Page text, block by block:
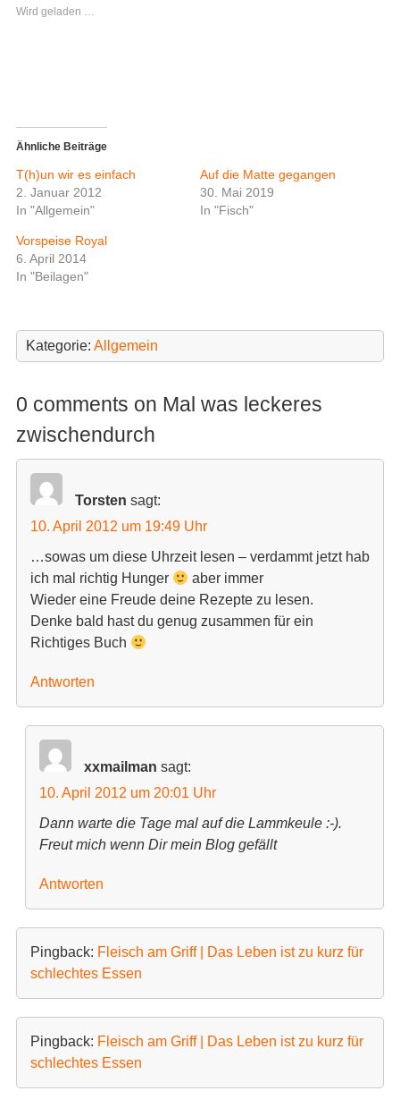
ü
r
z
u
e
i
l
e
(
W
i
r
d
e
u
e
m
n
s
e
r
g
ö
f
e
a
k
z
u
e
i
l
e
(
W
e
u
e
m
n
s
e
r
g
f
e
Wird geladen …
Ähnliche Beiträge
T(h)un wir es einfach
2. Januar 2012
In "Allgemein"
Auf die Matte gegangen
30. Mai 2019
In "Fisch"
Vorspeise Royal
6. April 2014
In "Beilagen"
Kategorie: Allgemein
0 comments on Mal was leckeres
zwischendurch
Torsten sagt:
10. April 2012 um 19:49 Uhr
…sowas um diese Uhrzeit lesen – verdammt jetzt hab
ich mal richtig Hunger
aber immer
Wieder eine Freude deine Rezepte zu lesen.
Denke bald hast du genug zusammen für ein
Richtiges Buch
Antworten
xxmailman sagt:
10. April 2012 um 20:01 Uhr
Dann warte die Tage mal auf die Lammkeule :-).
Freut mich wenn Dir mein Blog gefällt
Antworten
Pingback: Fleisch am Griff | Das Leben ist zu kurz für
schlechtes Essen
Pingback: Fleisch am Griff | Das Leben ist zu kurz für
schlechtes Essen